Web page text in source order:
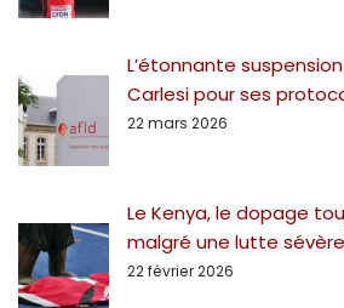
L’étonnante
Carlesi pour ses
22 mars 2026
Le Kenya, le dopage
malgré une lutte sévère
22 février 2026